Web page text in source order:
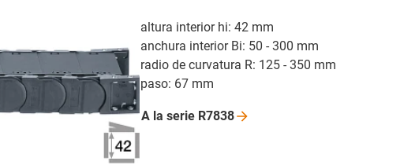
altura interior hi: 42 mm
anchura interior Bi: 50 - 300 mm
radio de curvatura R: 125 - 350 mm
paso: 67 mm
A la serie R7838